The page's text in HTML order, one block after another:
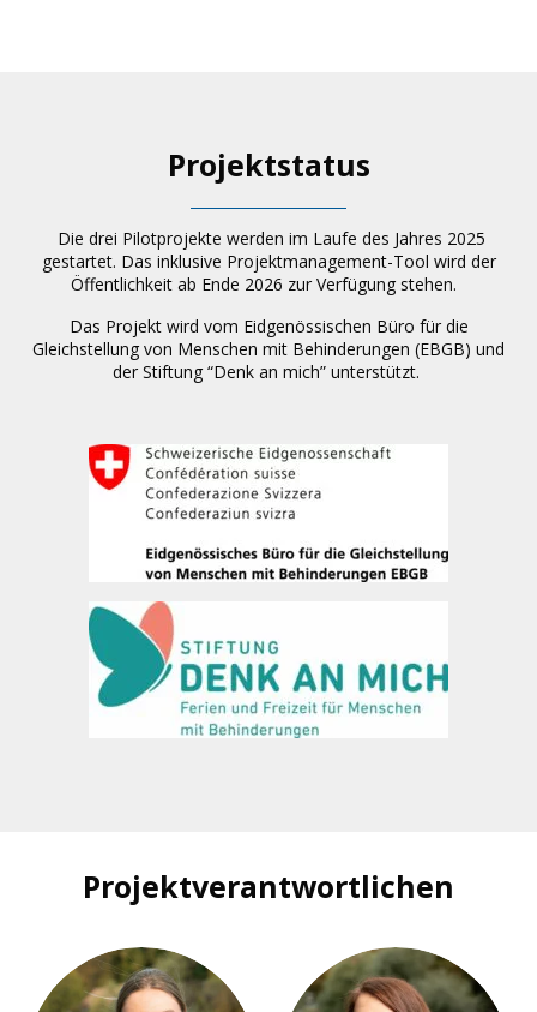
Projektstatus
Die drei Pilotprojekte werden im Laufe des Jahres 2025
gestartet. Das inklusive Projektmanagement-Tool wird der
Öffentlichkeit ab Ende 2026 zur Verfügung stehen.
Das Projekt wird vom Eidgenössischen Büro für die
Gleichstellung von Menschen mit Behinderungen (EBGB) und
der Stiftung “Denk an mich” unterstützt.
Projektverantwortlichen